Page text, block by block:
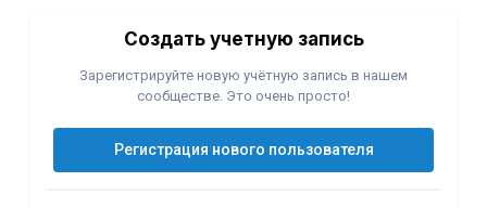
Создать учетную запись
Зарегистрируйте новую учётную запись в нашем
сообществе. Это очень просто!
Регистрация нового пользователя